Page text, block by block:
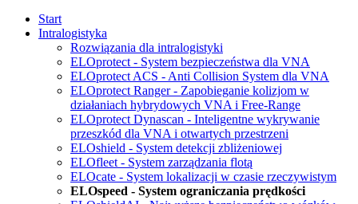
Start
Intralogistyka
Rozwiązania dla intralogistyki
ELOprotect - System bezpieczeństwa dla VNA
ELOprotect ACS - Anti Collision System dla VNA
ELOprotect Ranger - Zapobieganie kolizjom w
działaniach hybrydowych VNA i Free-Range
ELOprotect Dynascan - Inteligentne wykrywanie
przeszkód dla VNA i otwartych przestrzeni
ELOshield - System detekcji zbliżeniowej
ELOfleet - System zarządzania flotą
ELOcate - System lokalizacji w czasie rzeczywistym
ELOspeed - System ograniczania prędkości